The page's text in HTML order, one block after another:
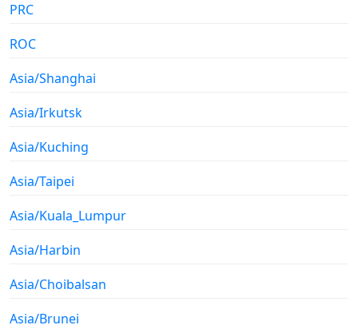
PRC
ROC
Asia/Shanghai
Asia/Irkutsk
Asia/Kuching
Asia/Taipei
Asia/Kuala_Lumpur
Asia/Harbin
Asia/Choibalsan
Asia/Brunei